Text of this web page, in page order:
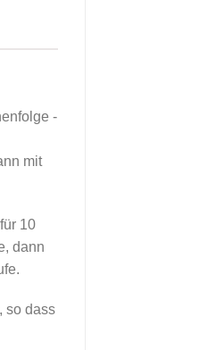
-
mit
10
dann
so dass